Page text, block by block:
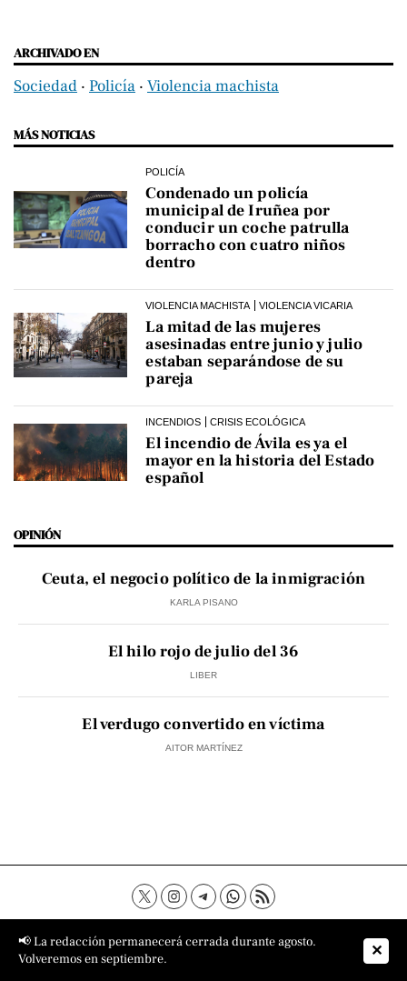
ARCHIVADO EN
Sociedad ‧ Policía ‧ Violencia machista
MÁS NOTICIAS
POLICÍA
Condenado un policía
municipal de Iruñea por
conducir un coche patrulla
borracho con cuatro niños
dentro
VIOLENCIA MACHISTA VIOLENCIA VICARIA
La mitad de las mujeres
asesinadas entre junio y julio
estaban separándose de su
pareja
INCENDIOS CRISIS ECOLÓGICA
El incendio de Ávila es ya el
mayor en la historia del Estado
español
OPINIÓN
Ceuta, el negocio político de la inmigración
KARLA PISANO
El hilo rojo de julio del 36
LIBER
El verdugo convertido en víctima
AITOR MARTÍNEZ
Contacto Aviso Legal
Política de privacidad
Política de cookies
Sobre nosotros
📢 La redacción permanecerá cerrada durante agosto.
Volveremos en septiembre.
✕